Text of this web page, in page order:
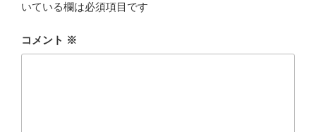
いている欄は必須項目です
コメント ※